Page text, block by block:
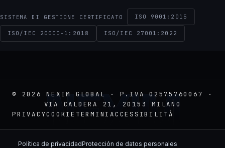
SISTEMA DI GESTIONE CERTIFICATO ISO 9001:2015
ISO/IEC 20000-1:2018 ISO/IEC 27001:2022
© 2026 NEXIM GLOBAL · P.IVA 02575760067 ·
VIA CALDERA 21, 20153 MILANO
PRIVACYCOOKIE TERMINI ACCESSIBILITÀ
NEXIM
Política de privacidadProtección de datos personales